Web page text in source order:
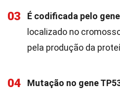
03 É codificada pelo
localizado no
pela produção da
04
Mutação no gene